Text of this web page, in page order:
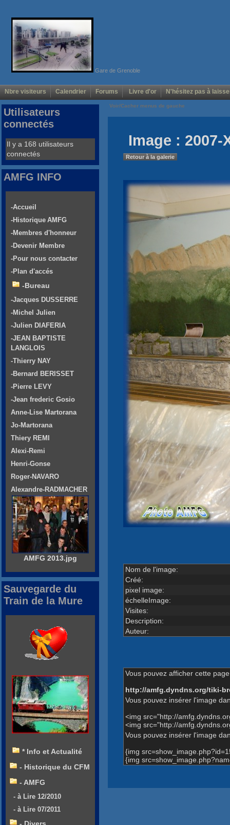
Gare de Grenoble
Nbre visiteurs Calendrier Forums Livre d'or N'hésitez pas à
Voir/Cacher menus de gauche
Image : 2007-
Retour à la galerie
Nom de l'image:
Créé:
pixel image:
échelleImage:
Visites:
Description:
Auteur:
Vous pouvez afficher cette
http://amfg.dyndns.org/tiki-
Vous pouvez insérer l'image
<img src="http://
<img src="http://
Vous pouvez insérer l'image
{img
{img
Utilisateurs
connectés
Il y a 168 utilisateurs
connectés
AMFG INFO
-Accueil
-Historique AMFG
-Membres d'honneur
-Devenir Membre
-Pour nous contacter
-Plan d'accés
-Bureau
-Jacques DUSSERRE
-Michel Julien
-Julien DIAFERIA
-JEAN BAPTISTE
LANGLOIS
-Thierry NAY
-Bernard BERISSET
-Pierre LEVY
-Jean frederic Gosio
Anne-Lise Martorana
Jo-Martorana
Thiery REMI
Alexi-Remi
Henri-Gonse
Roger-NAVARO
Alexandre-RADMACHER
AMFG 2013.jpg
Sauvegarde du
Train de la Mure
* Info et Actualité
- Historique du CFM
- AMFG
- à Lire 12/2010
- à Lire 07/2011